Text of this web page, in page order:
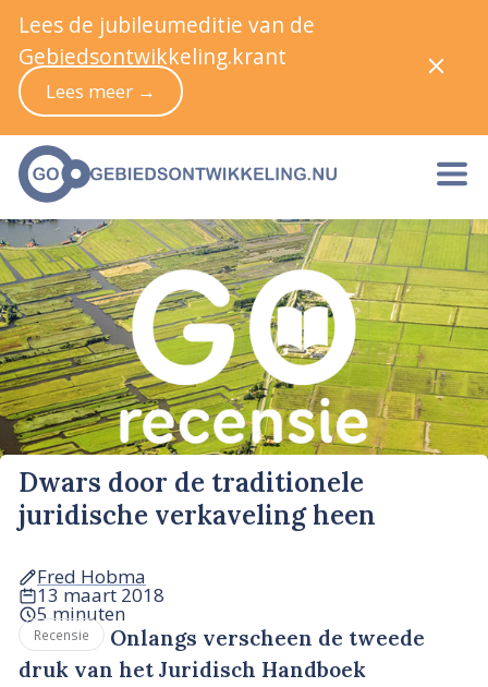
Dwars door de traditionele
juridische verkaveling heen
Fred Hobma
13 maart 2018
5 minuten
Recensie
Onlangs verscheen de tweede
druk van het Juridisch Handboek
Lees de jubileumeditie van de
Gebiedsontwikkeling.krant
Lees meer →